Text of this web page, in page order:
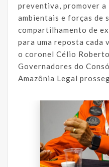
preventiva, promover
ambientais e forças de
compartilhamento de
para uma reposta cada
o coronel Célio
Governadores do
Amazônia Legal